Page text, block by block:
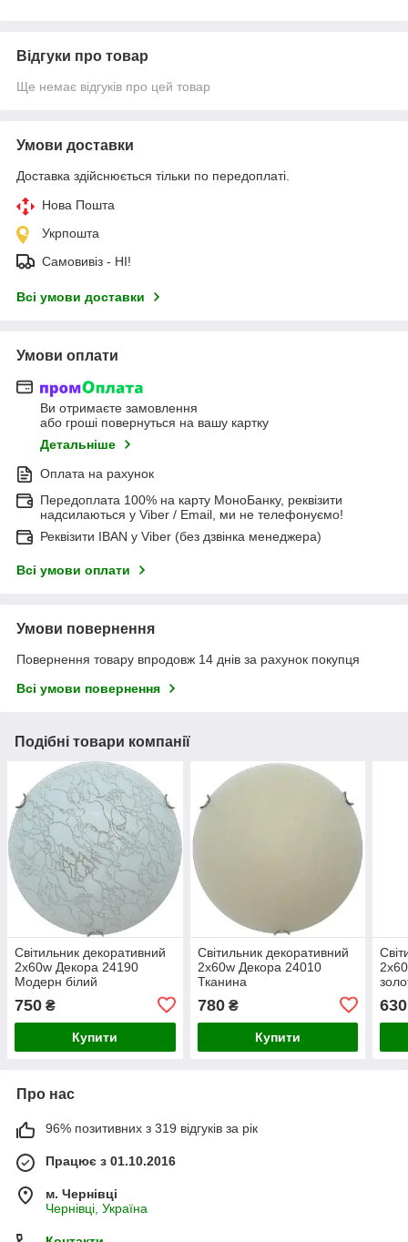
Відгуки про товар
Ще немає відгуків про цей товар
Умови доставки
Доставка здійснюється тільки по передоплаті.
Нова Пошта
Укрпошта
Самовивіз - НІ!
Всі умови доставки
Умови оплати
Ви отримаєте замовлення
або гроші повернуться на вашу картку
Детальніше
Оплата на рахунок
Передоплата 100% на карту МоноБанку, реквізити
надсилаються у Viber / Email, ми не телефонуємо!
Реквізити IBAN у Viber (без дзвінка менеджера)
Всі умови оплати
Умови повернення
Повернення товару впродовж 14 днів за рахунок покупця
Всі умови повернення
Подібні товари компанії
Світильник декоративний
2х60w Декора 24190
Модерн білий
750 ₴
Купити
Світильник декоративний
2х60w Декора 24010
Тканина
780₴
Купити
630
Про нас
96% позитивних з 319 відгуків за рік
Працює з 01.10.2016
м. Чернівці
Чернівці, Україна